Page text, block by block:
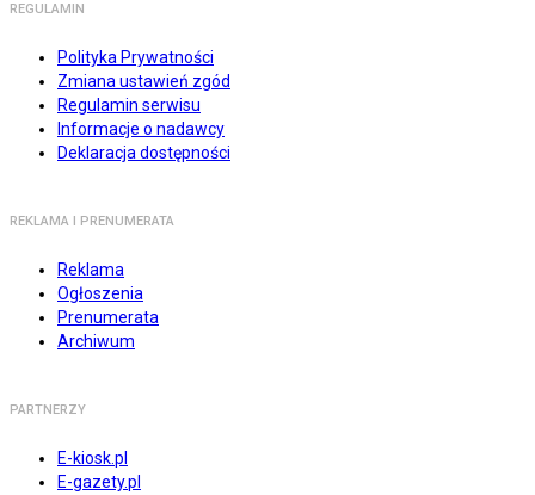
REGULAMIN
Polityka Prywatności
Zmiana ustawień zgód
Regulamin serwisu
Informacje o nadawcy
Deklaracja dostępności
REKLAMA I PRENUMERATA
Reklama
Ogłoszenia
Prenumerata
Archiwum
PARTNERZY
E-kiosk.pl
E-gazety.pl